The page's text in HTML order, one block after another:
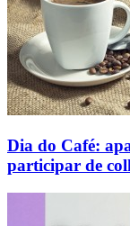
Dia do Café:
participar de